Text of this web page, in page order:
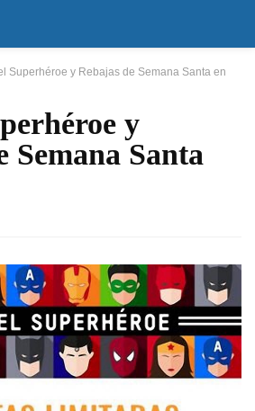
Superhéroe y Rebajas de Semana Santa en
y
Semana Santa